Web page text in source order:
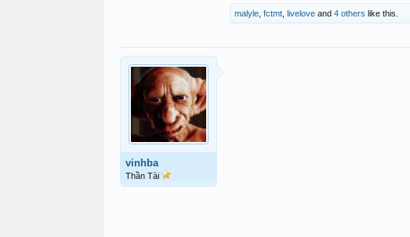
malyle fctmt livelove and 4 others like this.
vinhba
Thần Tài